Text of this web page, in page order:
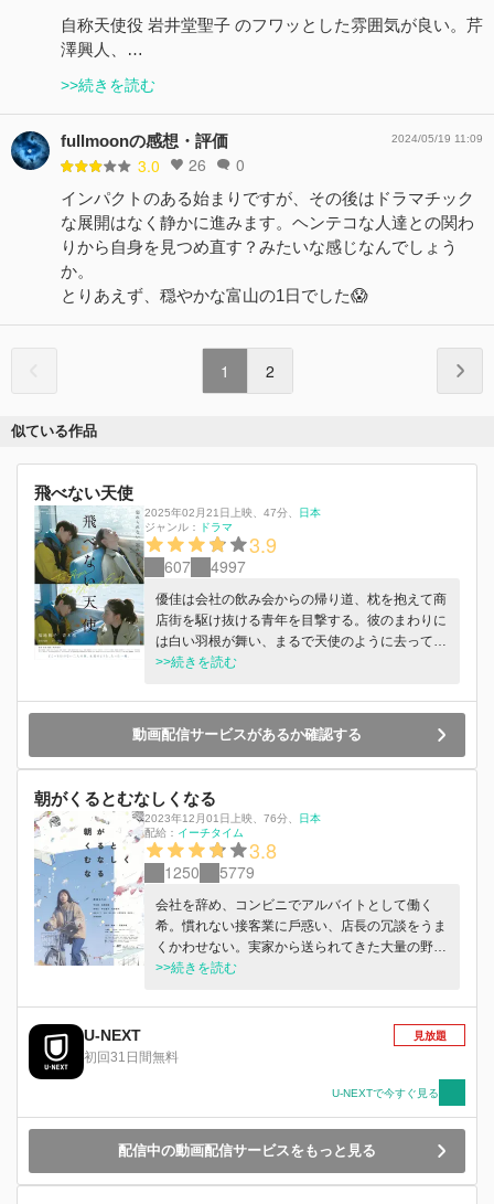
自称天使役 岩井堂聖子 のフワッとした雰囲気が良い。芹
澤興人、…
>>続きを読む
fullmoonの感想・評価
3.0 26 0
2024/05/19 11:09
インパクトのある始まりですが、その後はドラマチック
な展開はなく静かに進みます。ヘンテコな人達との関わ
りから自身を見つめ直す？みたいな感じなんでしょう
か。
とりあえず、穏やかな富山の1日でした😱
1 2
似ている作品
飛べない天使
2025年02月21日上映 47分
日本
ジャンル：
ドラマ
3.9
607 4997
優佳は会社の飲み会からの帰り道、枕を抱えて商
店街を駆け抜ける青年を目撃する。彼のまわりに
は白い羽根が舞い、まるで天使のように去ってい
った。その後、再びその青年に遭遇する。聡太郎
い。行きたいところがある、と無邪気に優佳を連
れ出す。孤独な二人の不思議な逃避行が始まる
──。
>>続きを読む
動画配信サービスがあるか確認する
朝がくるとむなしくなる
2023年12月01日上映 76分
日本
配給： イーチタイム
3.8
1250 5779
会社を辞め、コンビニでアルバイトとして働く
希。慣れない接客業に⼾惑い、店⻑の冗談をうま
くかわせない。実家から送られてきた⼤量の野菜
をよそに、コンビニ弁当とカップ麺で⾷事を済ま
いない。何も起こらない毎⽇。むなしい思いで、
今⽇も朝を迎える。そんなある⽇、中学時代のク
ラスメイトだった加奈⼦がバイト先にやって来
であったが、何度か顔をあわせるうちに加奈⼦と
距離を縮めていく。加奈⼦との偶然の再会で、希
>>続きを読む
U-NEXT
初回31日間無料
見放題
U-NEXTで今すぐ見る
配信中の動画配信サービスをもっと見る